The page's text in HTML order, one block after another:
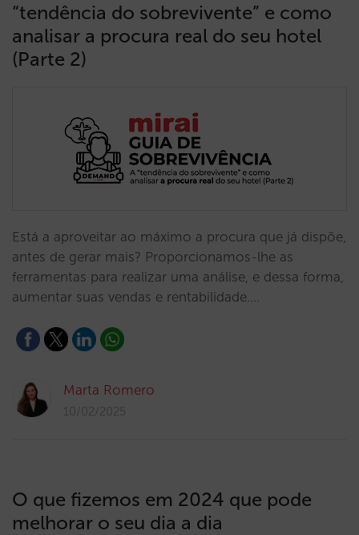
“tendência do sobrevivente” e como
analisar a procura real do seu hotel
(Parte 2)
Está a aproveitar ao máximo a procura que já dispõe,
antes de gerar mais? Proporcionamos-lhe as
ferramentas para realizar uma análise, e dessa forma,
aumentar suas vendas e rentabilidade.…
Marta Romero
10/02/2025
O que fizemos em 2024 que pode
melhorar o seu dia a dia